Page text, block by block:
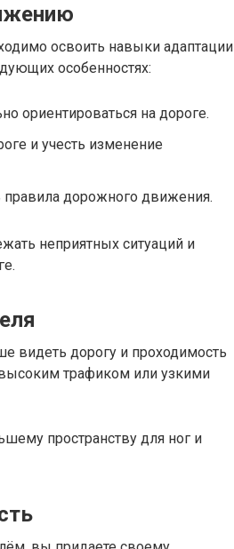
освоить навыки адаптации
особенностях:
ориентироваться на дороге.
и учесть изменение
дорожного движения.
неприятных ситуаций и
видеть дорогу и проходимость
трафиком или узкими
пространству для ног и